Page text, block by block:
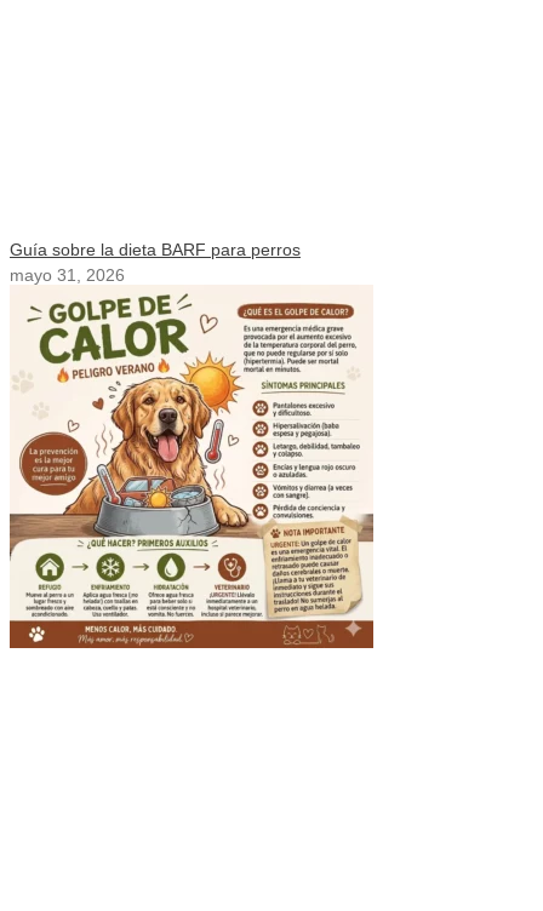
Guía sobre la dieta BARF para perros
mayo 31, 2026